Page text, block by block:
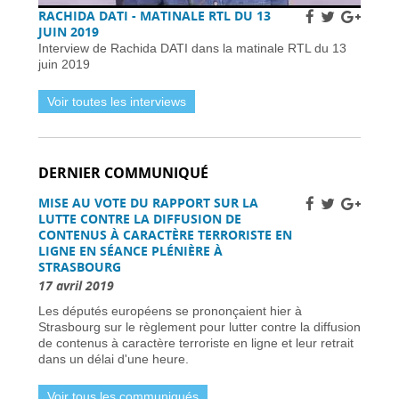
Subventions pour l’internet en fibre optique en
France : éligibilité et procédure de demande -
01 avril 2026
Horaires et détails de la fréquentation -01 avril
2026
Installer des pièges à frelons asiatiques en
France pour prévenir l’invasion de 2026 -
avril 2026
Améliorer la sécurité routière des jeunes
Grève des pilotes Lufthansa : perturbations de
Une nouvelle ère d’ici 2030 -31 mars 2026
Élections municipales à Nice 2026 : enjeux et
candidats - 31 mars 2026
Dernière chance pour les skieurs cette saison -
31 mars 2026
Vol Ryanair : des passagers bloqués en France
à cause des retards de l’EES -31 mars 2026
Air France-KLM augmente les tarifs long-
courrier face à la crise pétrolière du Moyen-
Orient -30 mars 2026
Nationaux britanniques à double nationalité:
RACHIDA DATI - MATINALE RTL DU 13
JUIN 2019
Interview de Rachida DATI dans la matinale RTL du 13
juin 2019
Voir toutes les interviews
DERNIER COMMUNIQUÉ
MISE AU VOTE DU RAPPORT SUR LA
LUTTE CONTRE LA DIFFUSION DE
CONTENUS À CARACTÈRE TERRORISTE EN
LIGNE EN SÉANCE PLÉNIÈRE À
STRASBOURG
17 avril 2019
Les députés européens se prononçaient hier à
Strasbourg sur le règlement pour lutter contre la diffusion
de contenus à caractère terroriste en ligne et leur retrait
dans un délai d'une heure.
Voir tous les communiqués